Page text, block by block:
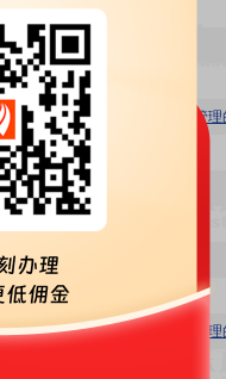
往来情况汇总表
情况汇总表
告
金和闲置募集资金进行现金管理
资金往来情况汇总表
项报告
金和闲置募集资金进行现金管理
告